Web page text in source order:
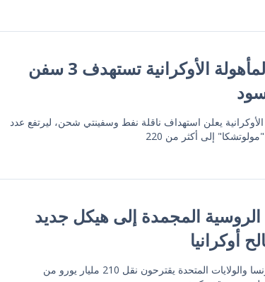
قوات الأنظمة غير المأهولة الأوكرانية تستهدف 3 سفن
الأوكرانية يعلن استهداف ناقلة نفط وسفينتي شحن، ليرتفع عدد
إلى أكثر من 220
الروسية المجمدة إلى هيكل جديد
أوكرانيا
مسؤولون سابقون من ألمانيا وفرنسا والولايات المتحدة يقترحون نقل 210 مليار يورو من